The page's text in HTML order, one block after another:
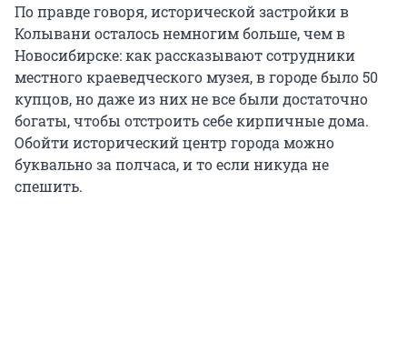
По правде говоря, исторической застройки в
Колывани осталось немногим больше, чем в
Новосибирске: как рассказывают сотрудники
местного краеведческого музея, в городе было 50
купцов, но даже из них не все были достаточно
богаты, чтобы отстроить себе кирпичные дома.
Обойти исторический центр города можно
буквально за полчаса, и то если никуда не
спешить.